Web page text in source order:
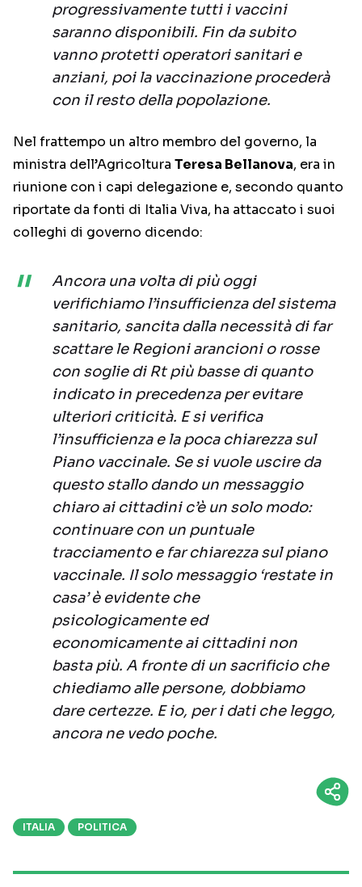
progressivamente tutti i vaccini
saranno disponibili. Fin da subito
vanno protetti operatori sanitari e
anziani, poi la vaccinazione procederà
con il resto della popolazione.
Nel frattempo un altro membro del governo, la
ministra dell’Agricoltura Teresa Bellanova, era in
riunione con i capi delegazione e, secondo quanto
riportate da fonti di Italia Viva, ha attaccato i suoi
colleghi di governo dicendo:
Ancora una volta di più oggi
verifichiamo l’insufficienza del sistema
sanitario, sancita dalla necessità di far
scattare le Regioni arancioni o rosse
con soglie di Rt più basse di quanto
indicato in precedenza per evitare
ulteriori criticità. E si verifica
l’insufficienza e la poca chiarezza sul
Piano vaccinale. Se si vuole uscire da
questo stallo dando un messaggio
chiaro ai cittadini c’è un solo modo:
continuare con un puntuale
tracciamento e far chiarezza sul piano
vaccinale. Il solo messaggio ‘restate in
casa’ è evidente che
psicologicamente ed
economicamente ai cittadini non
basta più. A fronte di un sacrificio che
chiediamo alle persone, dobbiamo
dare certezze. E io, per i dati che leggo,
ancora ne vedo poche.
ITALIA POLITICA